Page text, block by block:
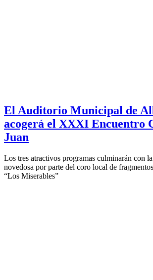
El Auditorio Municipal de
acogerá el XXXI Encuentro
Juan
Los tres atractivos programas culminarán con
novedosa por parte del coro local de
“Los Miserables”